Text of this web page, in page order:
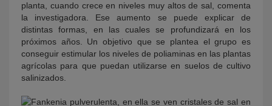
planta, cuando crece en niveles muy altos de sal, comenta
la investigadora. Ese aumento se puede explicar de
distintas formas, en las cuales se profundizará en los
próximos años. Un objetivo que se plantea el grupo es
conseguir estimular los niveles de poliaminas en las plantas
agrícolas para que puedan utilizarse en suelos de cultivo
salinizados.